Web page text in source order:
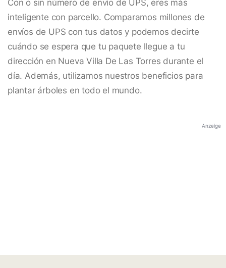
Con o sin número de envío de UPS, eres más
inteligente con parcello. Comparamos millones de
envíos de UPS con tus datos y podemos decirte
cuándo se espera que tu paquete llegue a tu
dirección en Nueva Villa De Las Torres durante el
día. Además, utilizamos nuestros beneficios para
plantar árboles en todo el mundo.
Anzeige